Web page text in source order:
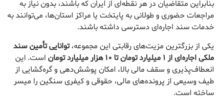
بنابراین متقاضیان در هر نقطه‌ای از ایران که باشند، بدون نیاز به
مراجعات حضوری و طولانی به پایتخت یا مراکز استان‌ها، می‌توانند به
خدمات سند اجاره‌ای دسترسی داشته باشند.
یکی از بزرگترین مزیت‌های رقابتی این مجموعه،توانایی تأمین سند
ملکی اجاره‌ای از ۱ میلیارد تومان تا ۱۰ هزار میلیارد تومان
است. این
انعطاف‌پذیری و سقف مالی بالا، امکان پوشش‌دهی و گره‌گشایی از
طیف وسیعی از پرونده‌های مالی، حقوقی و کیفری سنگین را میسر
ساخته است.